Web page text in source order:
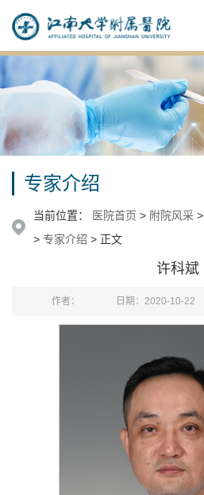
专家介绍
当前位置： 医院首页 > 附院风采 >
> 专家介绍 > 正文
许科斌
作者： 日期：2020-10-22